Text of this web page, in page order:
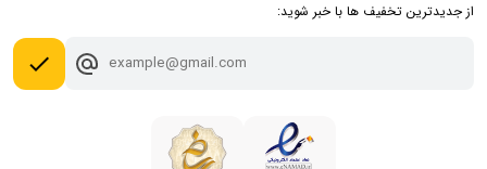
از جدیدترین تخفیف ها با خبر شوید:
done